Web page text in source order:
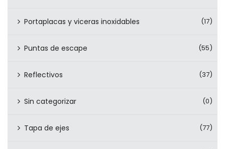
Portaplacas y viceras inoxidables (17)
Puntas de escape (55)
Reflectivos (37)
Sin categorizar (0)
Tapa de ejes (77)